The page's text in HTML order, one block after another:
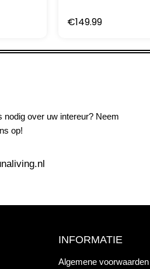
€149.99
nodig over uw intereur? Neem
op!
INFORMATIE
Algemene voorwaarden